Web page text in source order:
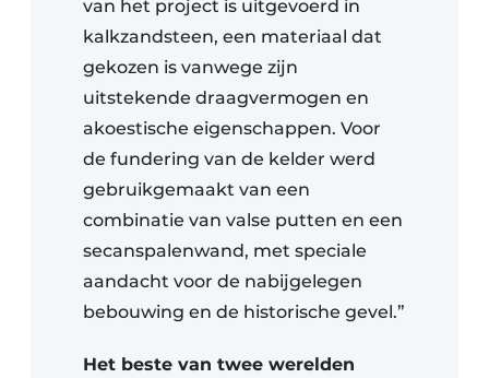
van het project is uitgevoerd in
kalkzandsteen, een materiaal dat
gekozen is vanwege zijn
uitstekende draagvermogen en
akoestische eigenschappen. Voor
de fundering van de kelder werd
gebruikgemaakt van een
combinatie van valse putten en een
secanspalenwand, met speciale
aandacht voor de nabijgelegen
bebouwing en de historische gevel.”
Het beste van twee werelden